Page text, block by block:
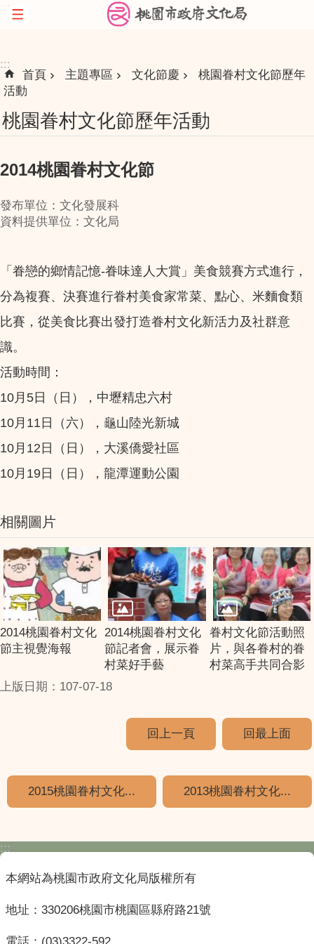
跳到主要內容區塊
:::
首頁 主題專區 文化節慶
桃園眷村文化節歷年
活動
桃園眷村文化節歷年活動
2014桃園眷村文化節
發布單位：文化發展科
資料提供單位：文化局
「眷戀的鄉情記憶-眷味達人大賞」美食競賽方式進行，
分為複賽、決賽進行眷村美食家常菜、點心、米麵食類
比賽，從美食比賽出發打造眷村文化新活力及社群意
識。
活動時間：
10月5日（日），中壢精忠六村
10月11日（六），龜山陸光新城
10月12日（日），大溪僑愛社區
10月19日（日），龍潭運動公園
相關圖片
2014桃園眷村文化
節主視覺海報
2014桃園眷村文化
節記者會，展示眷
村菜好手藝
眷村文化節活動照
片，與各眷村的眷
村菜高手共同合影
上版日期：107-07-18
回上一頁 回最上面
2015桃園眷村文化... 2013桃園眷村文化...
:::
本網站為桃園市政府文化局版權所有
地址：330206桃園市桃園區縣府路21號